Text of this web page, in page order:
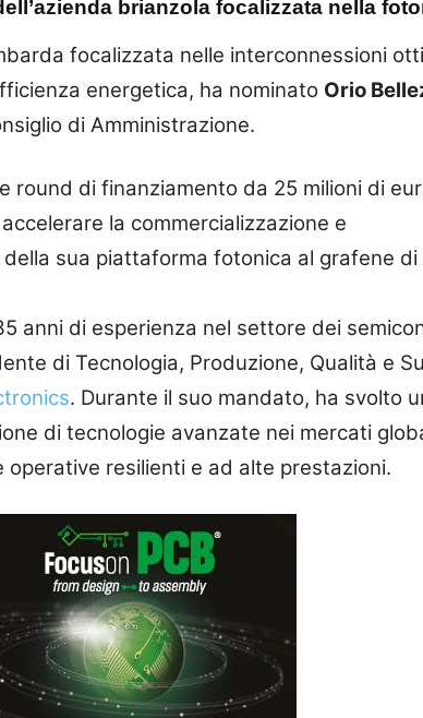
brianzola focalizzata nella
focalizzata nelle interconnessioni
energetica, ha nominato Orio
di Amministrazione.
round di finanziamento da 25 milioni di
la commercializzazione e
della sua piattaforma fotonica al grafene di
anni di esperienza nel settore dei
di Tecnologia, Produzione, Qualità e
. Durante il suo mandato, ha svolto
di tecnologie avanzate nei mercati
resilienti e ad alte prestazioni.